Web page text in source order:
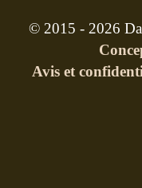
© 2015 - 2026
Avis et